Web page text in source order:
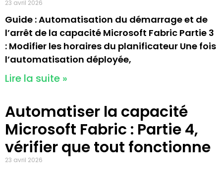
23 avril 2026
Guide : Automatisation du démarrage et de
l’arrêt de la capacité Microsoft Fabric Partie 3
: Modifier les horaires du planificateur Une fois
l’automatisation déployée,
Lire la suite »
Automatiser la capacité
Microsoft Fabric : Partie 4,
vérifier que tout fonctionne
23 avril 2026